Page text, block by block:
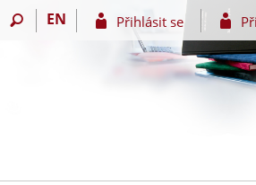
EN Přihlásit se